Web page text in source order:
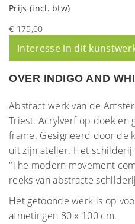
Prijs (incl. btw)
€ 175,00
Interesse in dit
OVER INDIGO AND
Abstract werk van de
Triest. Acrylverf op doek en
frame. Gesigneerd door de
uit zijn atelier. Het
"The modern movement
reeks van abstracte
Het getoonde werk is op
afmetingen 80 x 100 cm.